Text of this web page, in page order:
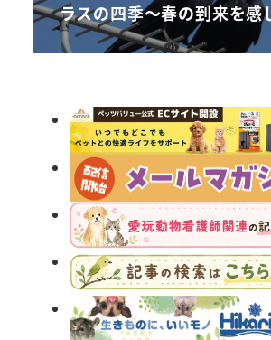
ラスの四季～春の到来を